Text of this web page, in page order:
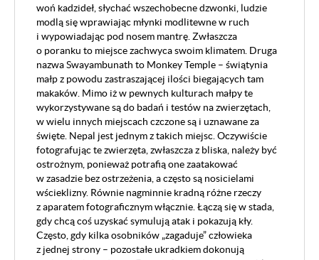
woń kadzideł, słychać wszechobecne dzwonki, ludzie
modlą się wprawiając młynki modlitewne w ruch
i wypowiadając pod nosem mantrę. Zwłaszcza
o poranku to miejsce zachwyca swoim klimatem. Druga
nazwa Swayambunath to Monkey Temple – świątynia
małp z powodu zastraszającej ilości biegających tam
makaków. Mimo iż w pewnych kulturach małpy te
wykorzystywane są do badań i testów na zwierzętach,
w wielu innych miejscach czczone są i uznawane za
święte. Nepal jest jednym z takich miejsc. Oczywiście
fotografując te zwierzęta, zwłaszcza z bliska, należy być
ostrożnym, ponieważ potrafią one zaatakować
w zasadzie bez ostrzeżenia, a często są nosicielami
wścieklizny. Równie nagminnie kradną różne rzeczy
z aparatem fotograficznym włącznie. Łączą się w stada,
gdy chcą coś uzyskać symulują atak i pokazują kły.
Często, gdy kilka osobników „zagaduje” człowieka
z jednej strony – pozostałe ukradkiem dokonują